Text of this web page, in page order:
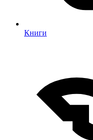
Книги